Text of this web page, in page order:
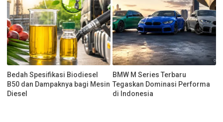
Bedah Spesifikasi Biodiesel
B50 dan Dampaknya bagi Mesin
Diesel
BMW M Series Terbaru
Tegaskan Dominasi Performa
di Indonesia